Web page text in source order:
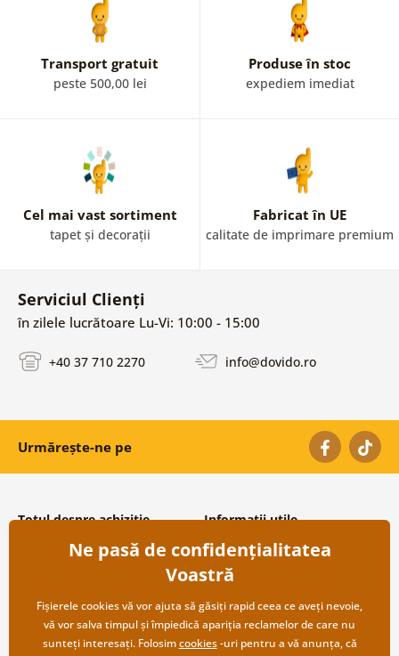
Transport gratuit
peste 500,00 lei
Produse în stoc
expediem imediat
Cel mai vast sortiment
tapet și decorații
Fabricat în UE
calitate de imprimare premium
Serviciul Clienți
în zilele lucrătoare Lu-Vi: 10:00 - 15:00
+40 37 710 2270 info@dovido.ro
Urmărește-ne pe
Totul despre achiziție
Condiții și termeni generali
Protecția datelor personale
Transport și modalități de plată
Returnare
Informații utile
Despre noi
Întrebări frecvente
Contacte
Cooperare angro
Ne pasă de confidențialitatea
Voastră
Fișierele cookies vă vor ajuta să găsiți rapid ceea ce aveți nevoie,
vă vor salva timpul și împiedică apariția reclamelor de care nu
sunteți interesați. Folosimcookies-uri pentru a vă anunța, că